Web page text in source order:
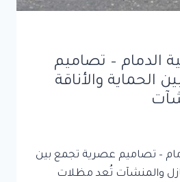
الدمام – تصاميم
الحماية والأناقة
– تصاميم عصرية تجمع بين
والمنشآت تُعد مظلات